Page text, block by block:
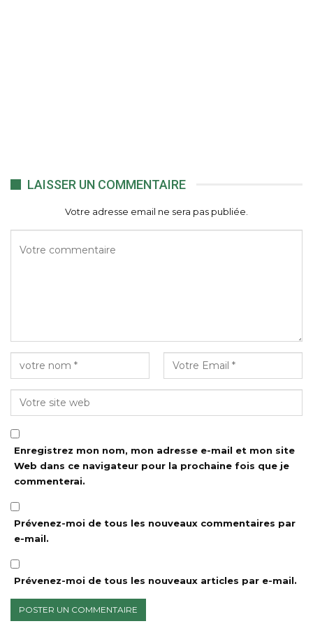
LAISSER UN COMMENTAIRE
Votre adresse email ne sera pas publiée.
Enregistrez mon nom, mon adresse e-mail et mon site
Web dans ce navigateur pour la prochaine fois que je
commenterai.
Prévenez-moi de tous les nouveaux commentaires par
e-mail.
Prévenez-moi de tous les nouveaux articles par e-mail.